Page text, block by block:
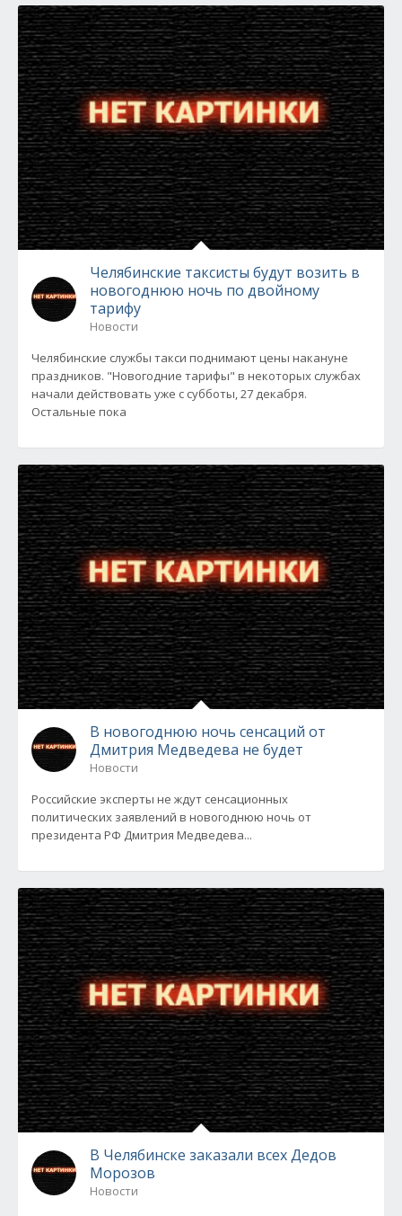
Челябинские таксисты будут возить в
новогоднюю ночь по двойному
тарифу
Новости
Челябинские службы такси поднимают цены накануне
праздников. "Новогодние тарифы" в некоторых службах
начали действовать уже с субботы, 27 декабря.
Остальные пока
В новогоднюю ночь сенсаций от
Дмитрия Медведева не будет
Новости
Российские эксперты не ждут сенсационных
политических заявлений в новогоднюю ночь от
президента РФ Дмитрия Медведева...
В Челябинске заказали всех Дедов
Морозов
Новости